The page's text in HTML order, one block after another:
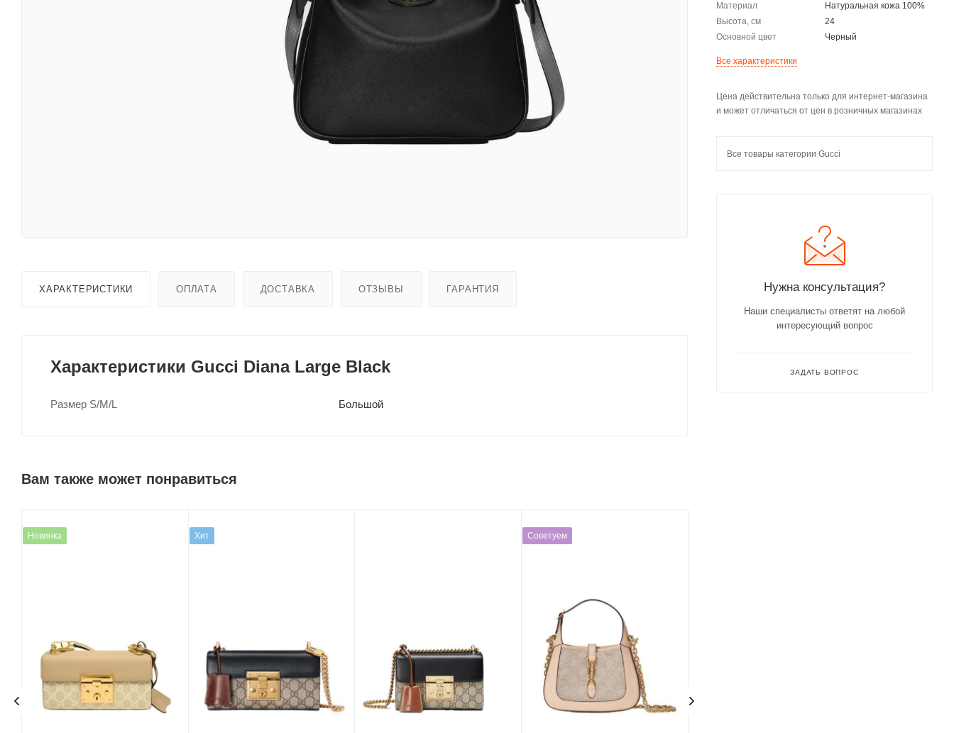
ХАРАКТЕРИСТИКИ ОПЛАТА ДОСТАВКА ОТЗЫВЫ ГАРАНТИЯ
Характеристики Gucci Diana Large Black
Размер S/M/L Большой
Вам также может понравиться
Новинка Хит Советуем
Материал
Натуральная кожа 100%
Высота, см
24
Основной цвет
Черный
Все характеристики
Цена действительна только для интернет-магазина
и может отличаться от цен в розничных магазинах
Все товары категории Gucci
Нужна консультация?
Наши специалисты ответят на любой
интересующий вопрос
ЗАДАТЬ ВОПРОС